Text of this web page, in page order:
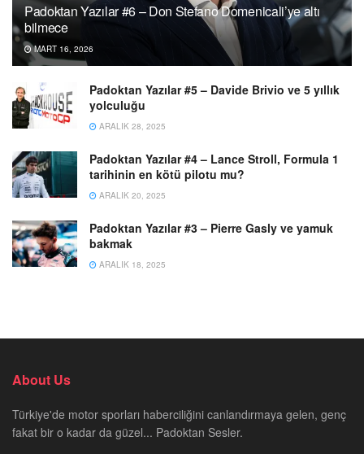
Padoktan Yazılar #6 – Don Stefano Domenicali’ye altı
bilmece
MART 16, 2026
Padoktan Yazılar #5 – Davide Brivio ve 5 yıllık
yolculuğu
ARALIK 28, 2025
Padoktan Yazılar #4 – Lance Stroll, Formula 1
tarihinin en kötü pilotu mu?
ARALIK 20, 2025
Padoktan Yazılar #3 – Pierre Gasly ve yamuk
bakmak
ARALIK 18, 2025
About Us
Türkiye'de motor sporları haberciliğini canlandırmaya gelen, genç
fakat bir o kadar da güzel... Padoktan Sesler.